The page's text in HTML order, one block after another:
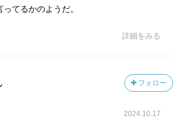
てるかのようだ。
詳細をみる
フォロー
2024.10.17